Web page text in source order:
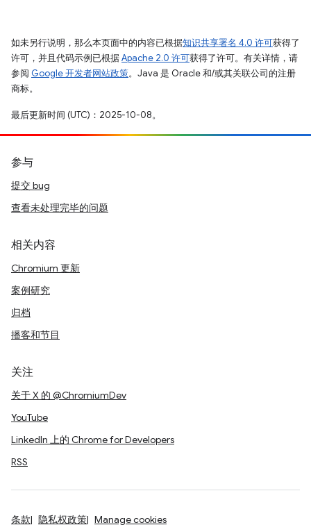
如未另行说明，那么本页面中的内容已根据知识共享署名 4.0 许可获得了
许可，并且代码示例已根据Apache 2.0 许可获得了许可。有关详情，请
参阅 Google 开发者网站政策。Java 是 Oracle 和/或其关联公司的注册
商标。
最后更新时间 (UTC)：2025-10-08。
参与
提交 bug
查看未处理完毕的问题
相关内容
Chromium 更新
案例研究
归档
播客和节目
关注
关于 X 的 @ChromiumDev
YouTube
LinkedIn 上的 Chrome for Developers
RSS
条款 隐私权政策 Manage cookies